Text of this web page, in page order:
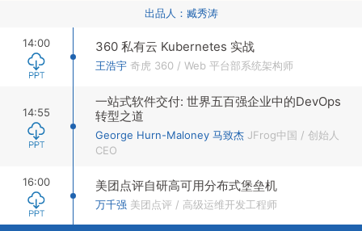
出品人： 臧秀涛
14:00 360 私有云 Kubernetes 实战
王浩宇 奇虎 360 / Web 平台部系统架构师
14:55
一站式软件交付: 世界五百强企业中的DevOps
转型之道
George Hurn-Maloney 马致杰 JFrog中国 / 创始人
CEO
16:00 美团点评自研高可用分布式堡垒机
万千强 美团点评 / 高级运维开发工程师